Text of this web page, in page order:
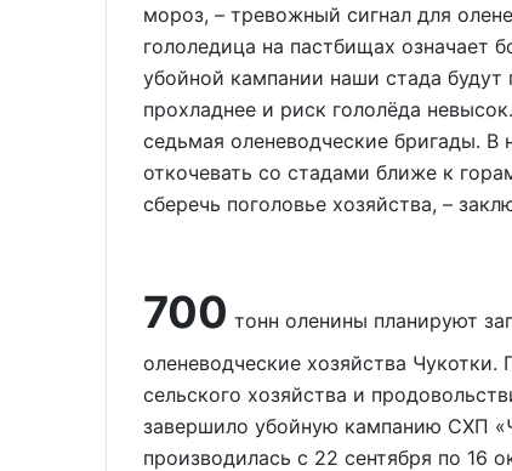
мороз, – тревожный сигнал для
гололедица на пастбищах означает
убойной кампании наши стада будут
прохладнее и риск гололёда
седьмая оленеводческие бригады.
откочевать со стадами ближе к
сберечь поголовье хозяйства, –
700 тонн оленины планируют
оленеводческие хозяйства
сельского хозяйства и
завершило убойную кампанию СХП
производилась с 22 сентября по 16